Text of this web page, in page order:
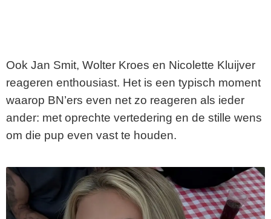
Ook Jan Smit, Wolter Kroes en Nicolette Kluijver
reageren enthousiast. Het is een typisch moment
waarop BN’ers even net zo reageren als ieder
ander: met oprechte vertedering en de stille wens
om die pup even vast te houden.